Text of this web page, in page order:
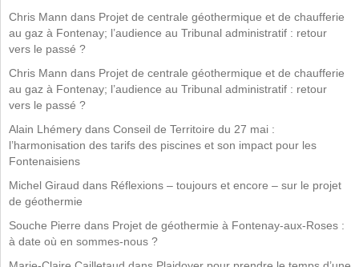
Chris Mann dans Projet de centrale géothermique et de chaufferie
au gaz à Fontenay; l’audience au Tribunal administratif : retour
vers le passé ?
Chris Mann dans Projet de centrale géothermique et de chaufferie
au gaz à Fontenay; l’audience au Tribunal administratif : retour
vers le passé ?
Alain Lhémery dans Conseil de Territoire du 27 mai :
l’harmonisation des tarifs des piscines et son impact pour les
Fontenaisiens
Michel Giraud dans Réflexions – toujours et encore – sur le projet
de géothermie
Souche Pierre dans Projet de géothermie à Fontenay-aux-Roses :
à date où en sommes-nous ?